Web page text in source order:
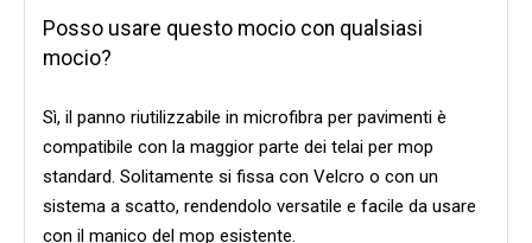
Posso usare questo mocio con qualsiasi
mocio?
Sì, il panno riutilizzabile in microfibra per pavimenti è
compatibile con la maggior parte dei telai per mop
standard. Solitamente si fissa con Velcro o con un
sistema a scatto, rendendolo versatile e facile da usare
con il manico del mop esistente.